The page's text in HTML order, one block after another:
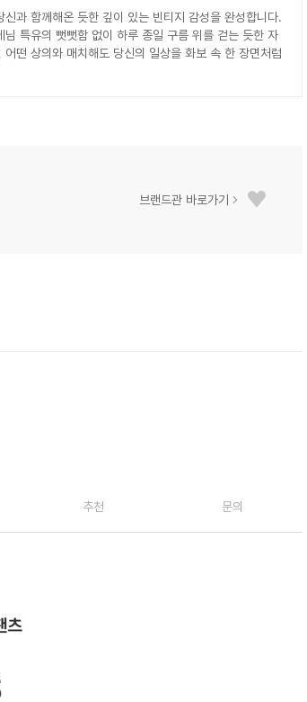
과 함께해온 듯한 깊이 있는 빈티지 감성을 완성합니다.
특유의 뻣뻣함 없이 하루 종일 구름 위를 걷는 듯한 자
떤 상의와 매치해도 당신의 일상을 화보 속 한 장면처럼
브랜드관 바로가기
추천 문의